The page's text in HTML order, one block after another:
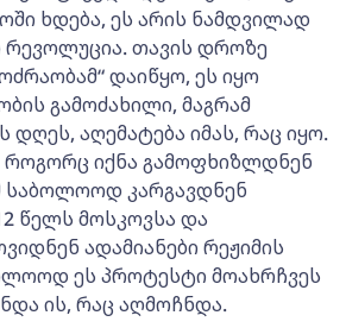
ხდება, ეს არის ნამდვილად
თავის დროზე
დაიწყო, ეს იყო
გამოძახილი, მაგრამ
დღეს, აღემატება იმას, რაც იყო.
როგორც იქნა გამოფხიზლდნენ
საბოლოოდ კარგავდნენ
წელს მოსკოვსა და
ადამიანები რეჟიმის
ეს პროტესტი მოახრჩვეს
ის, რაც აღმოჩნდა.